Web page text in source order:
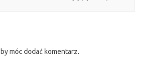
móc dodać komentarz.